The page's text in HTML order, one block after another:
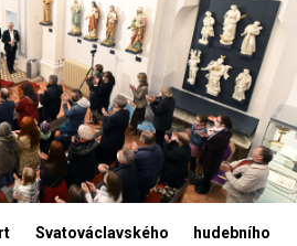
Svatováclavského hudebního